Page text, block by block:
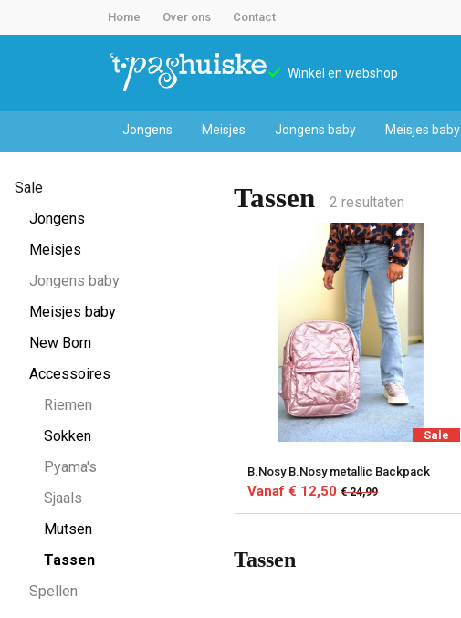
Home Over ons Contact
Winkel en webshop
Jongens Meisjes Jongens baby Meisjes baby
Tassen
Pashuiske
Sale
Jongens
Meisjes
Jongens baby
Meisjes baby
New Born
Accessoires
Riemen
Sokken
Pyama's
Sjaals
Mutsen
Tassen
Spellen
Tassen 2 resultaten
Sale
B.Nosy B.Nosy metallic Backpack
Vanaf € 12,50 € 24,99
Tassen